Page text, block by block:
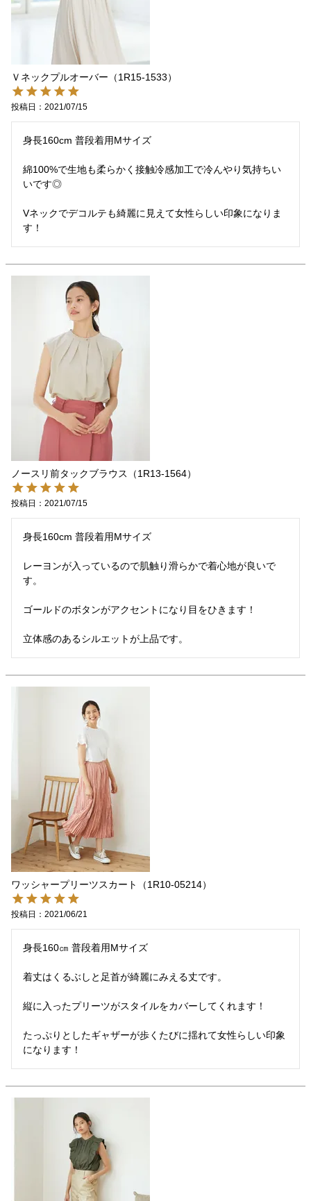
Ｖネックプルオーバー（1R15-1533）
投稿日 2021/07/15
身長160cm 普段着用Mサイズ
綿100%で生地も柔らかく接触冷感加工で冷んやり気持ちい
いです◎
Vネックでデコルテも綺麗に見えて女性らしい印象になりま
す！
ノースリ前タックブラウス（1R13-1564）
投稿日 2021/07/15
身長160cm 普段着用Mサイズ
レーヨンが入っているので肌触り滑らかで着心地が良いで
す。
ゴールドのボタンがアクセントになり目をひきます！
立体感のあるシルエットが上品です。
ワッシャープリーツスカート（1R10-05214）
投稿日 2021/06/21
身長160㎝ 普段着用Mサイズ
着丈はくるぶしと足首が綺麗にみえる丈です。
縦に入ったプリーツがスタイルをカバーしてくれます！
たっぷりとしたギャザーが歩くたびに揺れて女性らしい印象
になります！